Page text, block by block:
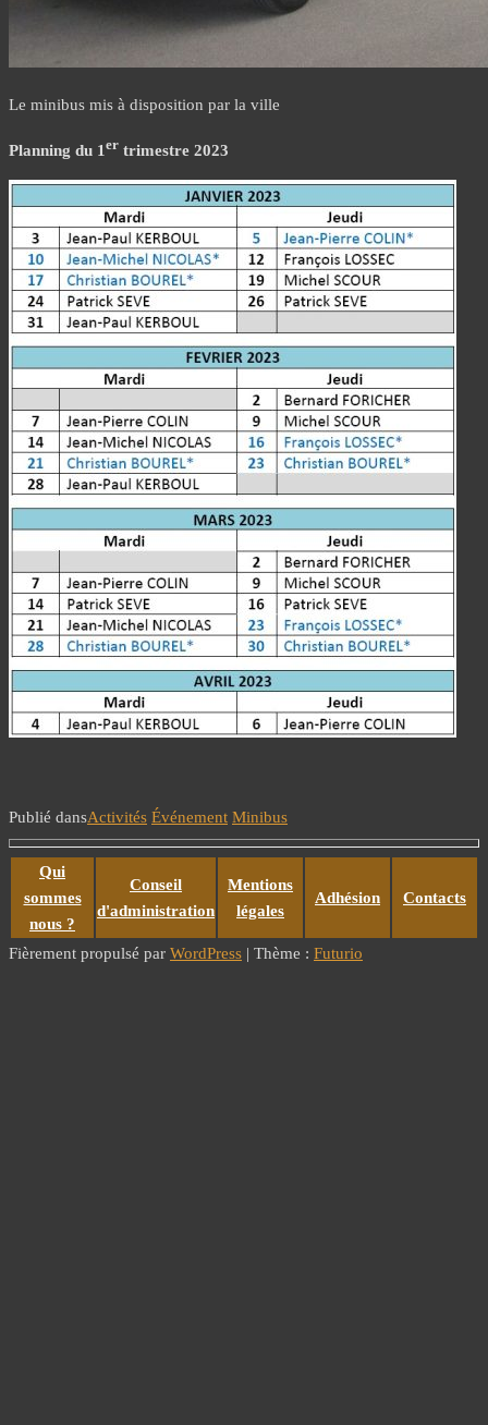
Le minibus mis à disposition par la ville
Planning du 1er trimestre 2023
Publié dansActivités Événement Minibus
Qui
sommes
nous ?
Conseil
d'administration
Mentions
légales
Adhésion Contacts
Fièrement propulsé par WordPress | Thème : Futurio